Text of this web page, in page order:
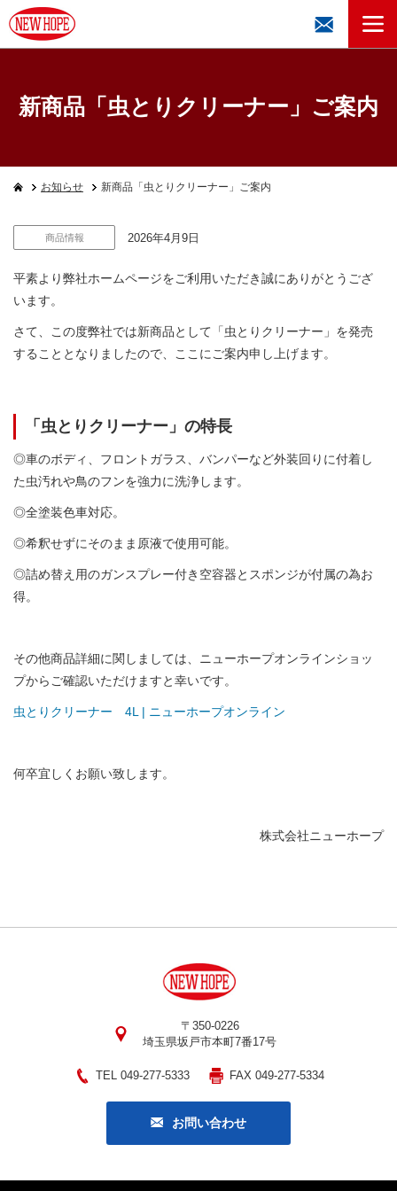
新商品「虫とりクリーナー」ご案内
お知らせ 新商品「虫とりクリーナー」ご案内
商品情報 2026年4月9日
平素より弊社ホームページをご利用いただき誠にありがとうござ
います。
さて、この度弊社では新商品として「虫とりクリーナー」を発売
することとなりましたので、ここにご案内申し上げます。
「虫とりクリーナー」の特長
◎車のボディ、フロントガラス、バンパーなど外装回りに付着し
た虫汚れや鳥のフンを強力に洗浄します。
◎全塗装色車対応。
◎希釈せずにそのまま原液で使用可能。
◎詰め替え用のガンスプレー付き空容器とスポンジが付属の為お
得。
その他商品詳細に関しましては、ニューホープオンラインショッ
プからご確認いただけますと幸いです。
虫とりクリーナー 4L | ニューホープオンライン
何卒宜しくお願い致します。
株式会社ニューホープ
〒350-0226
埼玉県坂戸市本町7番17号
TEL 049-277-5333 FAX 049-277-5334
お問い合わせ